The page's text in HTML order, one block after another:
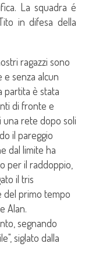
La squadra é
in difesa della
ragazzi sono
e senza alcun
partita è stata
di fronte e
una rete dopo soli
il pareggio
dal limite ha
per il raddoppio,
il tris
del primo tempo
Alan.
segnando
siglato dalla